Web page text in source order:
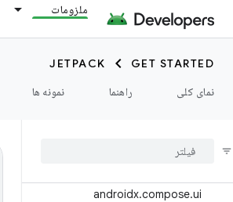
ملزومات
GET STARTED
JETPACK
نمای کلی
راهنما نمونه ها
androidx.compose.compiler
androidx.compose.foundation
androidx
material3 .
androidx.compose.ui